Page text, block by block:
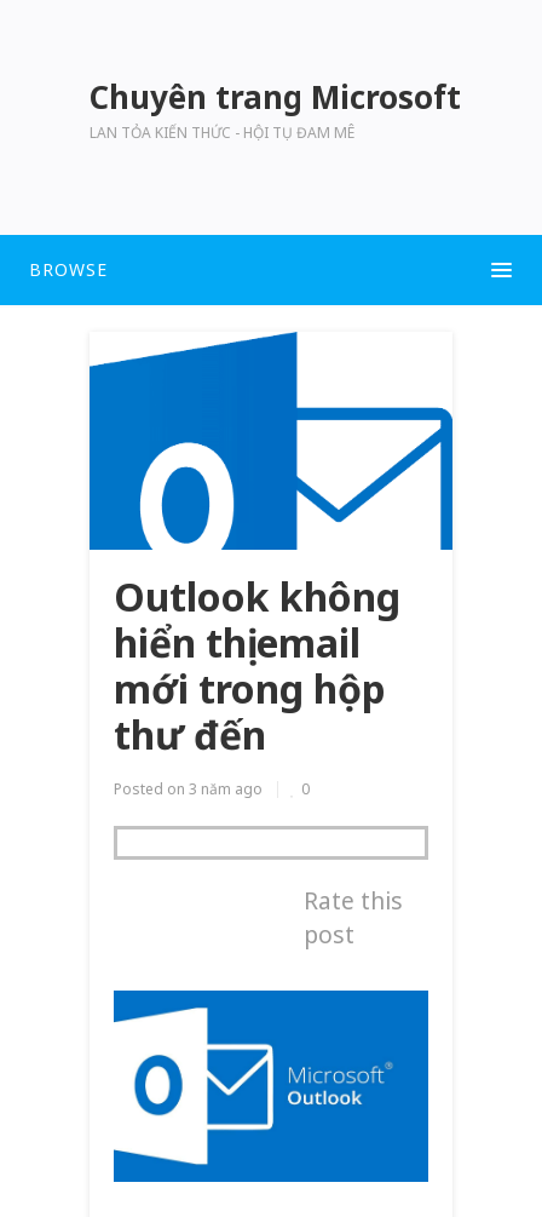
Chuyên trang Microsoft
LAN TỎA KIẾN THỨC - HỘI TỤ ĐAM MÊ
BROWSE
Outlook không
hiển thị email
mới trong hộp
thư đến
Posted on 3 năm ago 0
Rate this
post